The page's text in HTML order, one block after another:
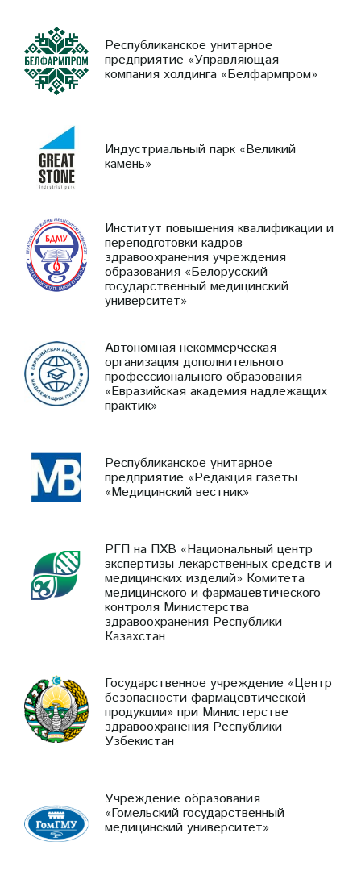
Республиканское унитарное
предприятие «Управляющая
компания холдинга «Белфармпром»
Индустриальный парк «Великий
камень»
Институт повышения квалификации и
переподготовки кадров
здравоохранения учреждения
образования «Белорусский
государственный медицинский
университет»
Автономная некоммерческая
организация дополнительного
профессионального образования
«Евразийская академия надлежащих
практик»
Республиканское унитарное
предприятие «Редакция газеты
«Медицинский вестник»
РГП на ПХВ «Национальный центр
экспертизы лекарственных средств и
медицинских изделий» Комитета
медицинского и фармацевтического
контроля Министерства
здравоохранения Республики
Казахстан
Государственное учреждение «Центр
безопасности фармацевтической
продукции» при Министерстве
здравоохранения Республики
Узбекистан
Учреждение образования
«Гомельский государственный
медицинский университет»